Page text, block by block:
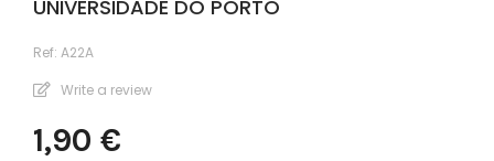
UNIVERSIDADE DO PORTO
Ref: A22A
Write a review
1,90 €